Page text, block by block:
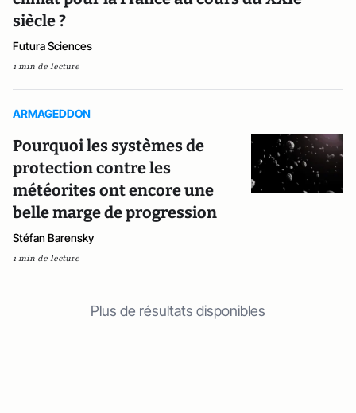
siècle ?
Futura Sciences
1 min de lecture
ARMAGEDDON
Pourquoi les systèmes de
protection contre les
météorites ont encore une
belle marge de progression
Stéfan Barensky
1 min de lecture
Plus de résultats disponibles